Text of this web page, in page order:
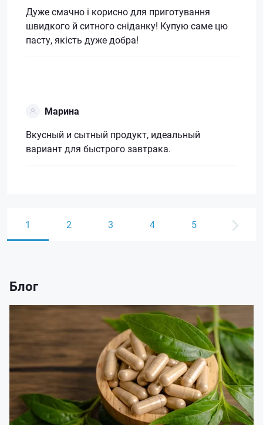
Дуже смачно і корисно для приготування
швидкого й ситного сніданку! Купую саме цю
пасту, якість дуже добра!
Марина
Вкусный и сытный продукт, идеальный
вариант для быстрого завтрака.
1 2 3 4 5
Блог